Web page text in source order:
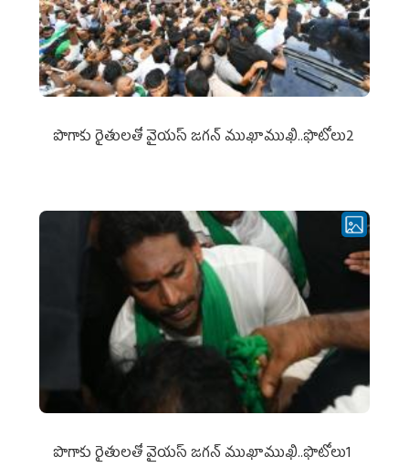
పొగాకు రైతుల‌తో వైయ‌స్ జ‌గ‌న్ ముఖాముఖి..ఫొటోలు2
పొగాకు రైతుల‌తో వైయ‌స్ జ‌గ‌న్ ముఖాముఖి..ఫొటోలు1